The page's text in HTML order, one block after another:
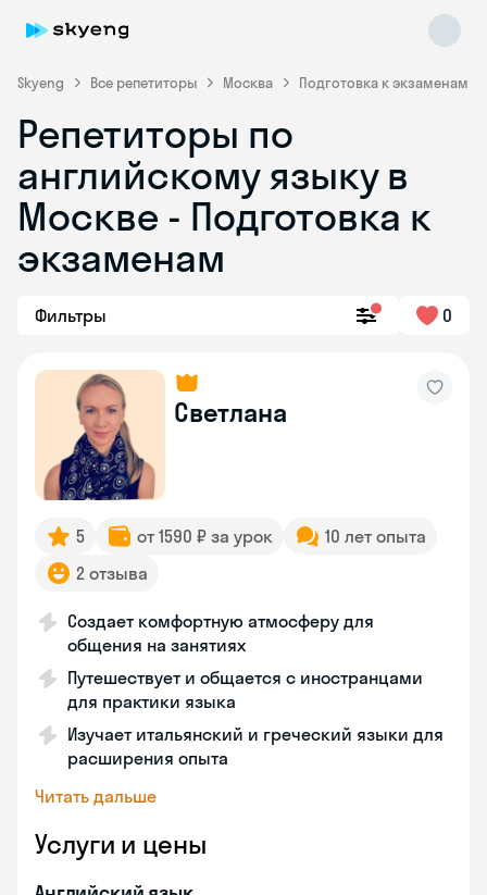
Skyeng Все репетиторы Москва Подготовка к экзаменам
Репетиторы по
английскому языку в
Москве - Подготовка к
экзаменам
Фильтры 0
Светлана
5 от 1590 ₽ за урок
10 лет опыта
2 отзыва
Создает комфортную атмосферу для
общения на занятиях
Путешествует и общается с иностранцами
для практики языка
Изучает итальянский и греческий языки для
расширения опыта
Читать дальше
Услуги и цены